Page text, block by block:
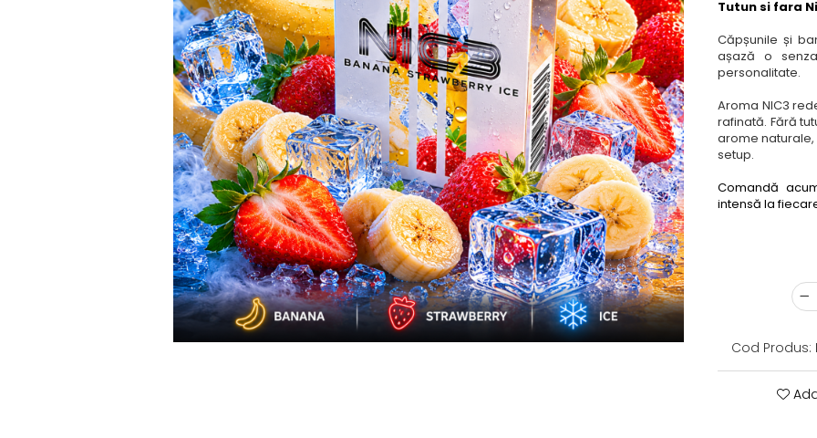
Tutun si fara
Căpșunile și
așază o
personalitate.
Aroma NIC3
rafinată. Fără
arome
setup.
Comandă
intensă la
Cod Produs: